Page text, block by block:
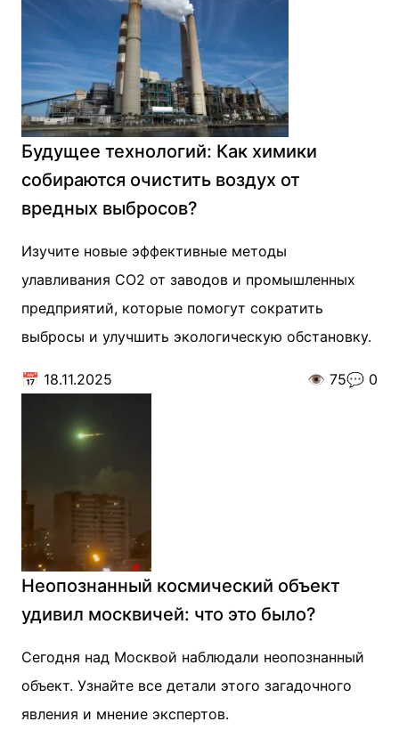
Будущее технологий: Как химики
собираются очистить воздух от
вредных выбросов?
Изучите новые эффективные методы
улавливания CO2 от заводов и промышленных
предприятий, которые помогут сократить
выбросы и улучшить экологическую обстановку.
📅 18.11.2025 👁️ 75💬 0
Неопознанный космический объект
удивил москвичей: что это было?
Сегодня над Москвой наблюдали неопознанный
объект. Узнайте все детали этого загадочного
явления и мнение экспертов.